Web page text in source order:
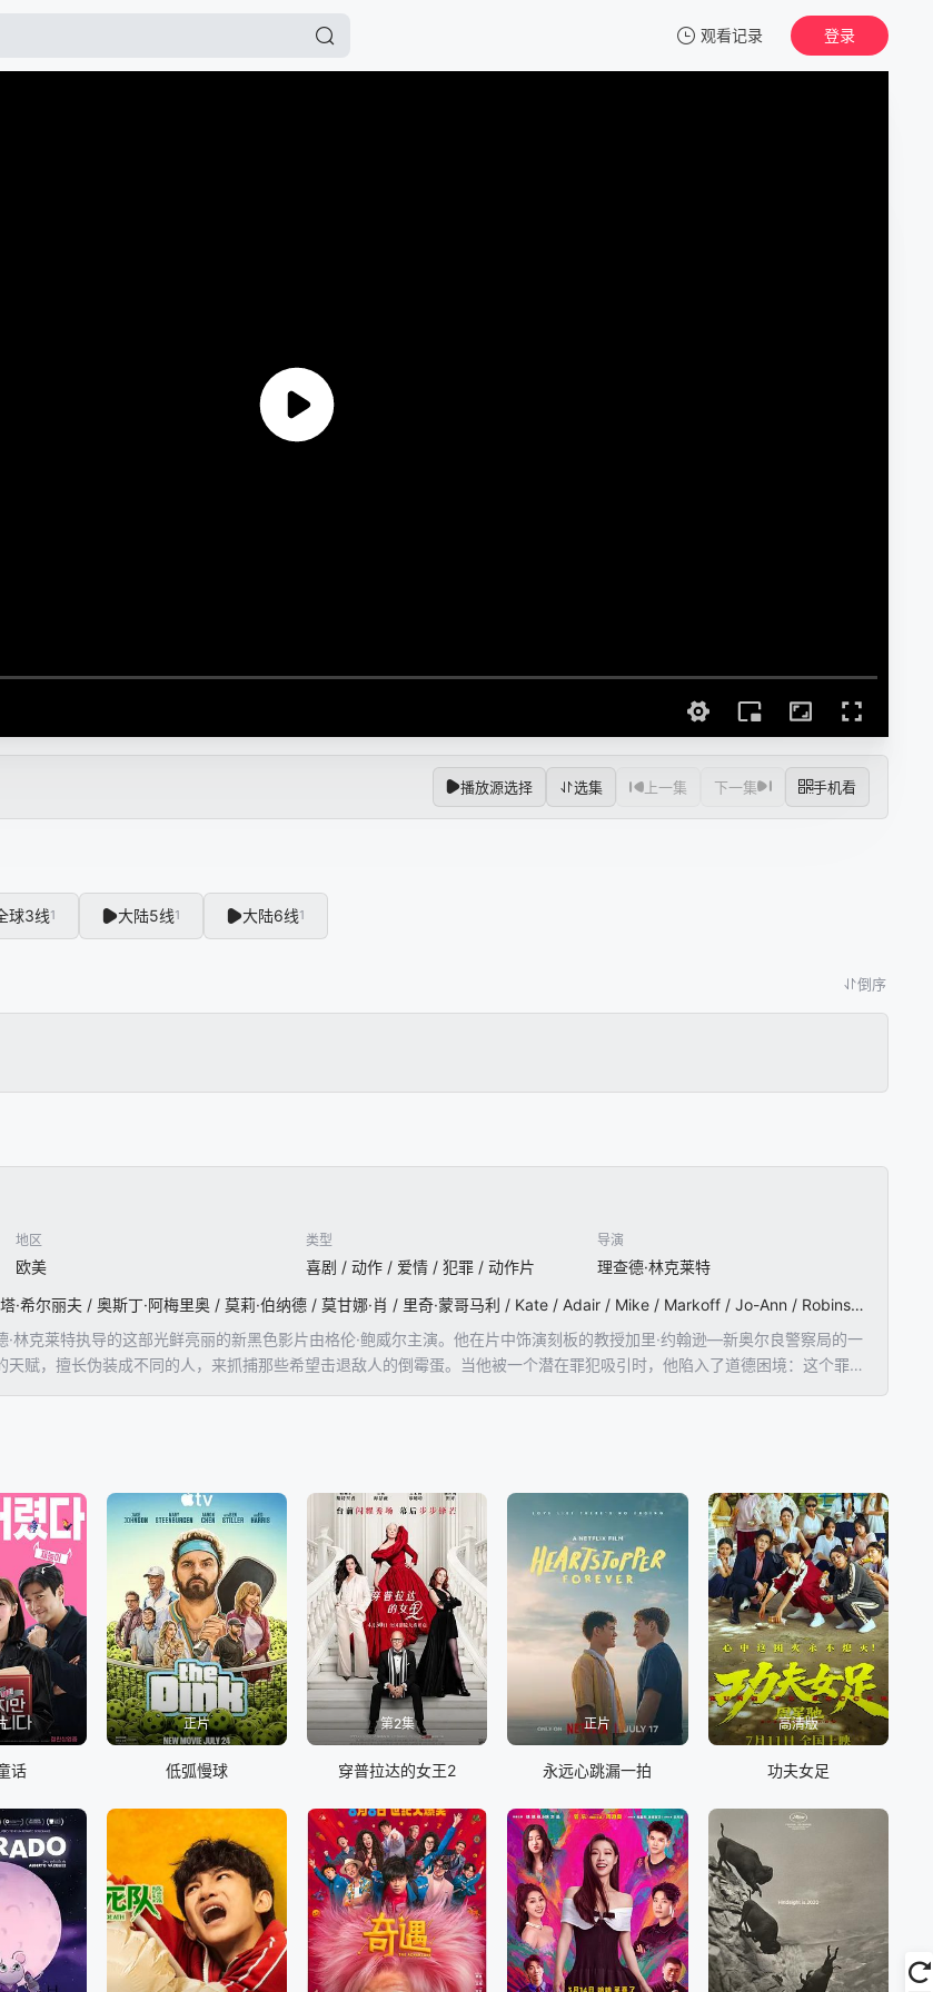
观看记录 登录
播放源选择 选集 上一集 下一集 手机看
球3线1 大陆5线1 大陆6线1
倒序
地区
欧美
类型
喜剧 / 动作 / 爱情 / 犯罪 / 动作片
导演
理查德·林克莱特
格伦·鲍威尔 / 阿德里娅·阿霍纳 / 瑞塔·希尔丽夫 / 奥斯丁·阿梅里奥 / 莫莉·伯纳德 / 莫甘娜·肖 / 里奇·蒙哥马利 / Kate / Adair / Mike / Markoff / Jo-Ann / Robinson / Jordan / Salloum / 基姆·巴蒂斯特 / 布莱恩特·卡罗尔 / 埃文·霍茲曼 / 朱莉娅·霍特 / 理查德·罗比查乌克斯 / 格拉伦·布莱恩特·班克斯 / 罗克茜·里韦拉 / 埃莉诺·T·斯雷特 / Beth / Bartley
林克莱特执导的这部光鲜亮丽的新黑色影片由格伦·鲍威尔主演。他在片中饰演刻板的教授加里·约翰逊—新奥尔良警察局的一
赋，擅长伪装成不同的人，来抓捕那些希望击退敌人的倒霉蛋。当他被一个潜在罪犯吸引时，他陷入了道德困境：这个罪犯
话
正片
低弧慢球
第2集
穿普拉达的女王2
正片
永远心跳漏一拍
高清版
功夫女足